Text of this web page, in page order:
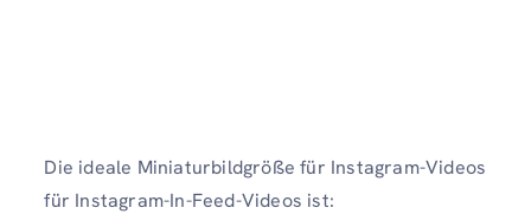
Die ideale Miniaturbildgröße für Instagram-Videos
für Instagram-In-Feed-Videos ist: